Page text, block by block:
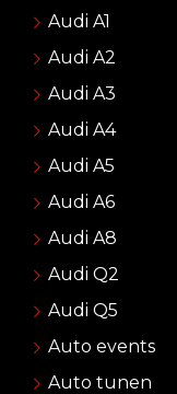
Audi A1
Audi A2
Audi A3
Audi A4
Audi A5
Audi A6
Audi A8
Audi Q2
Audi Q5
Auto events
Auto tunen